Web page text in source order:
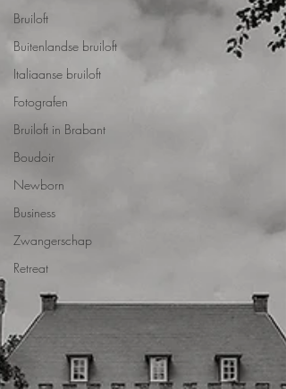
Bruiloft
Buitenlandse bruiloft
Italiaanse bruiloft
Fotografen
Bruiloft in Brabant
Boudoir
Newborn
Business
Zwangerschap
Retreat